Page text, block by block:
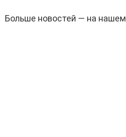
Больше новостей — на нашем